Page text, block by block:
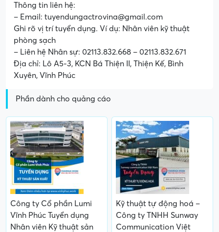
Thông tin liên hệ:
– Email: tuyendungactrovina@gmail.com
Ghi rõ vị trí tuyển dụng. Ví dụ: Nhân viên kỹ thuật
phòng sạch
– Liên hệ Nhân sự: 02113.832.668 – 02113.832.671
Địa chỉ: Lô A5-3, KCN Bá Thiện II, Thiện Kế, Bình
Xuyên, Vĩnh Phúc
Phần dành cho quảng cáo
Công ty Cổ phần Lumi
Vĩnh Phúc Tuyển dụng
Nhân viên Kỹ thuật sản
Kỹ thuật tự động hoá –
Công ty TNHH Sunway
Communication Việt